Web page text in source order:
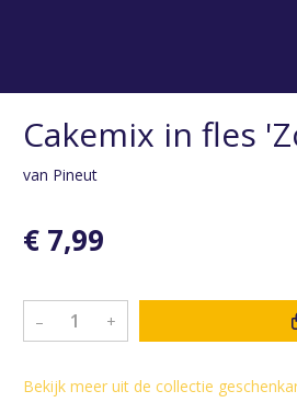
Cakemix in fles
van Pineut
€ 7,99
– +
Bekijk meer uit de collectie